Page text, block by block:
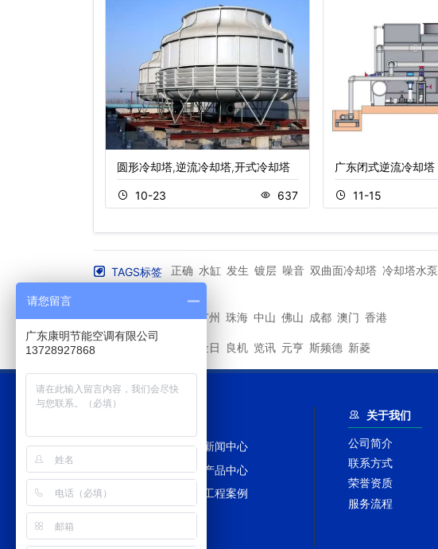
圆形冷却塔,逆流冷却塔,开式冷却塔
10-23 637
广东闭式逆流冷却塔
11-15
TAGS标签 正确 水缸 发生 镀层 噪音 双曲面冷却塔 冷却塔水泵
其他城市 深圳 广州 珠海 中山 佛山 成都 澳门 香港
金日 良机 览讯 元亨 斯频德 新菱
网站首页
新闻中心
冷却塔百科
产品中心
冷却塔配件
工程案例
网站地图
关于我们
公司简介
联系方式
荣誉资质
服务流程
请您留言
广东康明节能空调有限公司
13728927868